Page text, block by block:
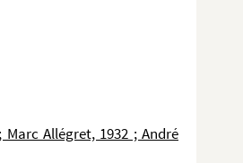
Allégret, 1932 ; André